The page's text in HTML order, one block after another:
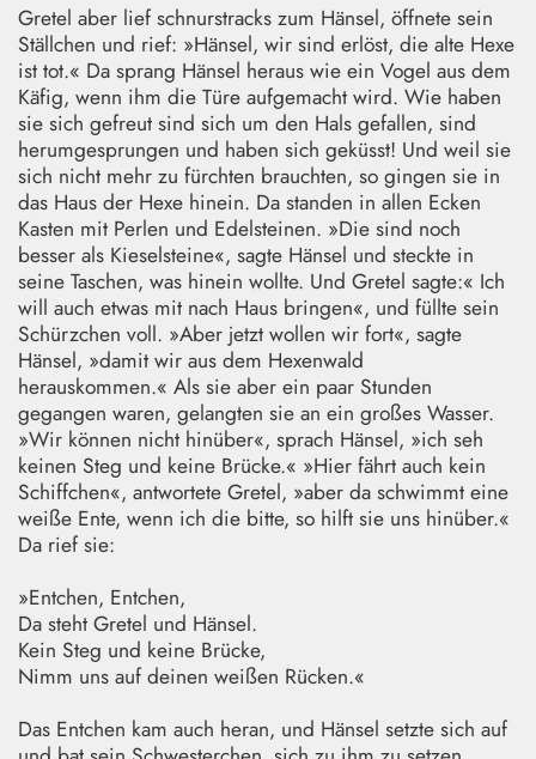
Gretel aber lief schnurstracks zum Hänsel, öffnete sein
Ställchen und rief: »Hänsel, wir sind erlöst, die alte Hexe
ist tot.« Da sprang Hänsel heraus wie ein Vogel aus dem
Käfig, wenn ihm die Türe aufgemacht wird. Wie haben
sie sich gefreut sind sich um den Hals gefallen, sind
herumgesprungen und haben sich geküsst! Und weil sie
sich nicht mehr zu fürchten brauchten, so gingen sie in
das Haus der Hexe hinein. Da standen in allen Ecken
Kasten mit Perlen und Edelsteinen. »Die sind noch
besser als Kieselsteine«, sagte Hänsel und steckte in
seine Taschen, was hinein wollte. Und Gretel sagte:« Ich
will auch etwas mit nach Haus bringen«, und füllte sein
Schürzchen voll. »Aber jetzt wollen wir fort«, sagte
Hänsel, »damit wir aus dem Hexenwald
herauskommen.« Als sie aber ein paar Stunden
gegangen waren, gelangten sie an ein großes Wasser.
»Wir können nicht hinüber«, sprach Hänsel, »ich seh
keinen Steg und keine Brücke.« »Hier fährt auch kein
Schiffchen«, antwortete Gretel, »aber da schwimmt eine
weiße Ente, wenn ich die bitte, so hilft sie uns hinüber.«
Da rief sie:
»Entchen, Entchen,
Da steht Gretel und Hänsel.
Kein Steg und keine Brücke,
Nimm uns auf deinen weißen Rücken.«
Das Entchen kam auch heran, und Hänsel setzte sich auf